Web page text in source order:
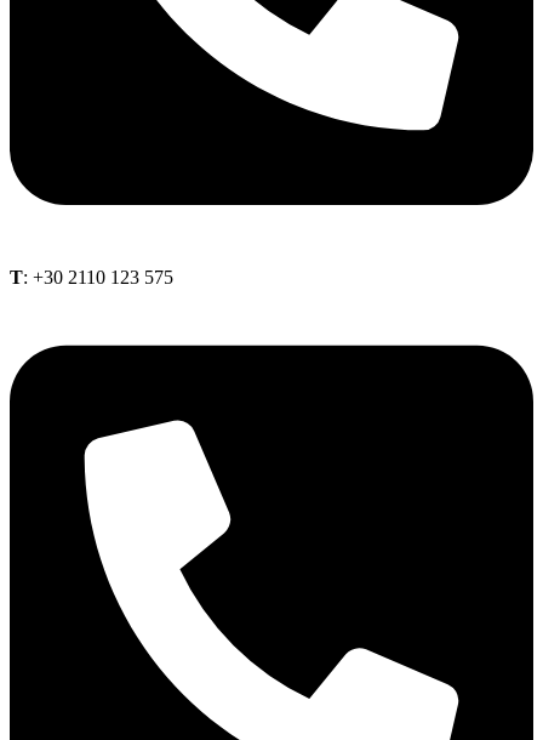
Τ: +30 2110 123 575